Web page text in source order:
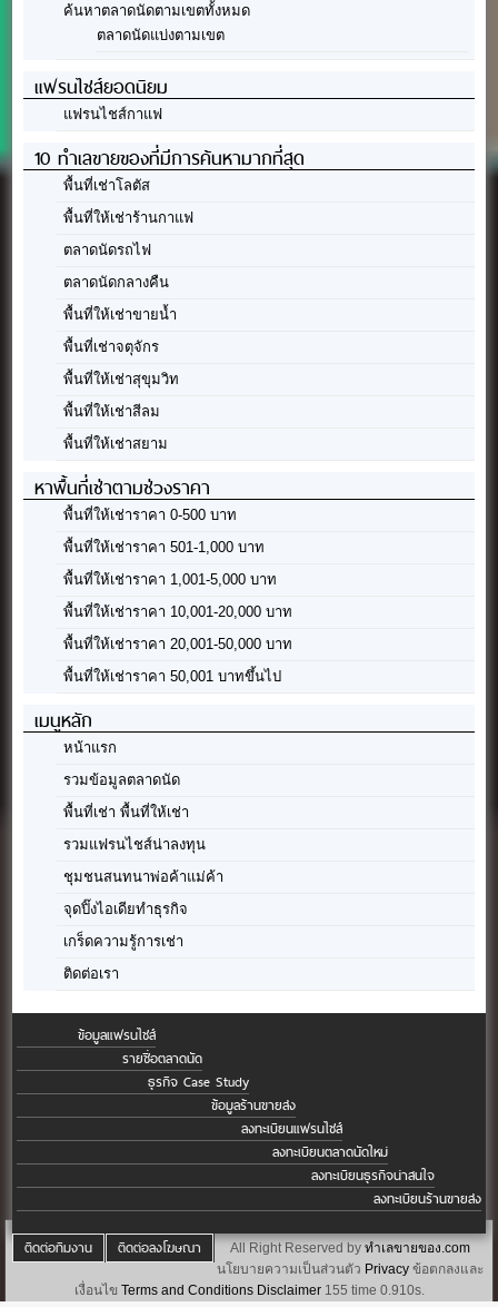
ค้นหาตลาดนัดตามเขตทั้งหมด
ตลาดนัดแบ่งตามเขต
แฟรนไชส์ยอดนิยม
แฟรนไชส์กาแฟ
10 ทำเลขายของที่มีการค้นหามากที่สุด
พื้นที่เช่าโลตัส
พื้นที่ให้เช่าร้านกาแฟ
ตลาดนัดรถไฟ
ตลาดนัดกลางคืน
พื้นที่ให้เช่าขายน้ำ
พื้นที่เช่าจตุจักร
พื้นที่ให้เช่าสุขุมวิท
พื้นที่ให้เช่าสีลม
พื้นที่ให้เช่าสยาม
หาพื้นที่เช่าตามช่วงราคา
พื้นที่ให้เช่าราคา 0-500 บาท
พื้นที่ให้เช่าราคา 501-1,000 บาท
พื้นที่ให้เช่าราคา 1,001-5,000 บาท
พื้นที่ให้เช่าราคา 10,001-20,000 บาท
พื้นที่ให้เช่าราคา 20,001-50,000 บาท
พื้นที่ให้เช่าราคา 50,001 บาทขึ้นไป
เมนูหลัก
หน้าแรก
รวมข้อมูลตลาดนัด
พื้นที่เช่า พื้นที่ให้เช่า
รวมแฟรนไชส์น่าลงทุน
ชุมชนสนทนาพ่อค้าแม่ค้า
จุดปิ๊งไอเดียทำธุรกิจ
เกร็ดความรู้การเช่า
ติดต่อเรา
ข้อมูลแฟรนไชส์
รายชื่อตลาดนัด
ธุรกิจ Case Study
ข้อมูลร้านขายส่ง
ลงทะเบียนแฟรนไชส์
ลงทะเบียนตลาดนัดใหม่
ลงทะเบียนธุรกิจน่าสนใจ
ลงทะเบียนร้านขายส่ง
ติดต่อทีมงาน ติดต่อลงโฆษณา All Right Reserved by ทำเลขายของ.com
นโยบายความเป็นส่วนตัว Privacy ข้อตกลงและ
เงื่อนไข Terms and Conditions Disclaimer155 time 0.910s.